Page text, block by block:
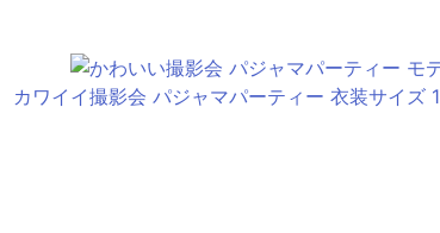
カワイイ撮影会 パジャマパーティー 衣装サイ